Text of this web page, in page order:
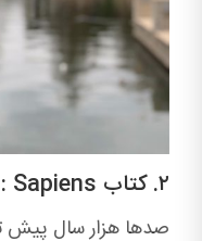
۲. کتاب Sapiens : انسان خردمند
صدها هزار سال پیش